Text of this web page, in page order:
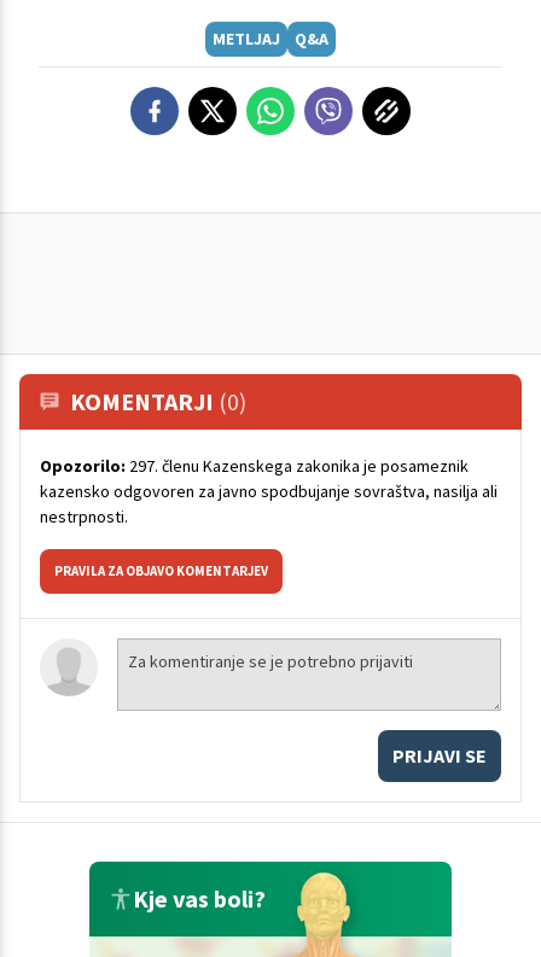
METLJAJ Q&A
KOMENTARJI (0)
Opozorilo: 297. členu Kazenskega zakonika je posameznik
kazensko odgovoren za javno spodbujanje sovraštva, nasilja ali
nestrpnosti.
PRAVILA ZA OBJAVO KOMENTARJEV
PRIJAVI SE
Kje vas boli?